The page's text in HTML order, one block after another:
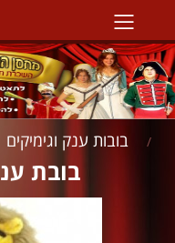
/ בובות ענק וגימיקים
בובת